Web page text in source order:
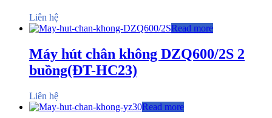
Liên hệ
Read more
Máy hút chân không DZQ600/2S 2
buồng(ĐT-HC23)
Liên hệ
Read more